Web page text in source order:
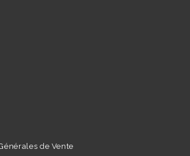
de Vente